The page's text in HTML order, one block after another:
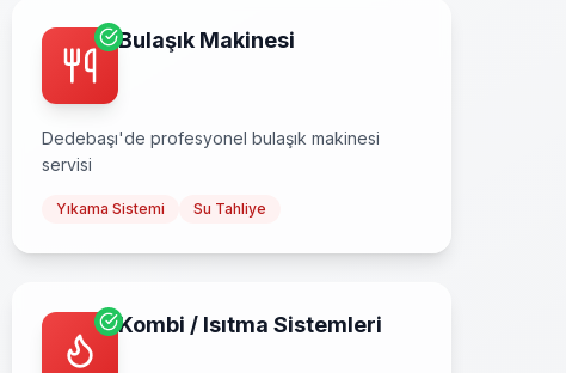
Bulaşık Makinesi
Dedebaşı'de profesyonel bulaşık makinesi
servisi
Yıkama Sistemi Su Tahliye
Kombi / Isıtma Sistemleri